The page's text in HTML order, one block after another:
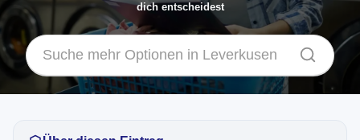
dich entscheidest